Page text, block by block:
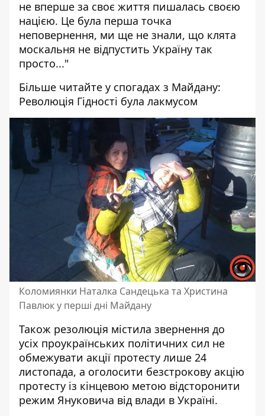
не вперше за своє життя пишалась своєю
нацією. Це була перша точка
неповернення, ми ще не знали, що клята
моcкальня не відпустить Україну так
просто..."
Більше читайте у спогадах з Майдану:
Революція Гідності була лакмусом
Коломиянки Наталка Сандецька та Христина
Павлюк у перші дні Майдану
Також резолюція містила звернення до
усіх проукраїнських політичних сил не
обмежувати акції протесту лише 24
листопада, а оголосити безстрокову акцію
протесту із кінцевою метою відсторонити
режим Януковича від влади в Україні.